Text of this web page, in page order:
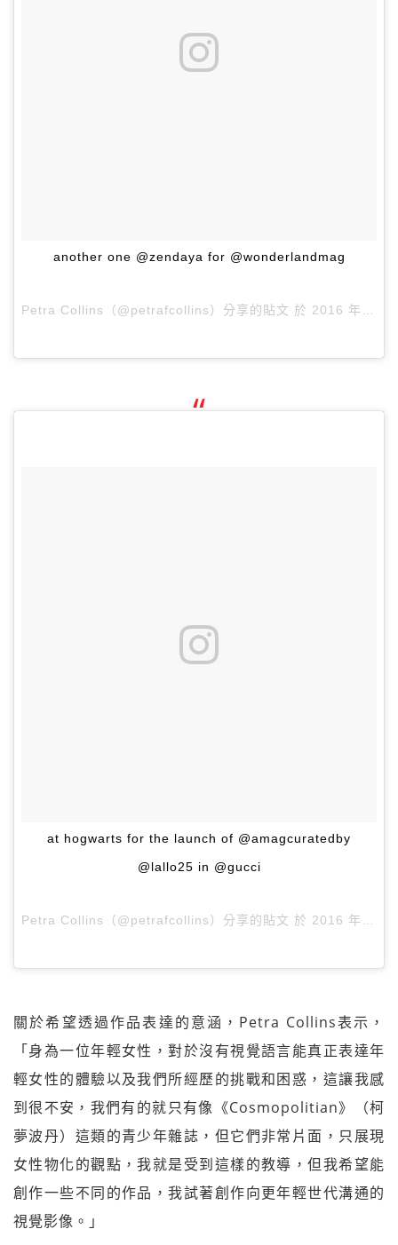
another one @zendaya for @wonderlandmag
Petra Collins（@petrafcollins）分享的貼文 於 2016 年 5月 月 30 11:18上午 PDT
at hogwarts for the launch of @amagcuratedby
@lallo25 in @gucci
Petra Collins（@petrafcollins）分享的貼文 於 2016 年 11月 月 18 11:01上午 PST
關於希望透過作品表達的意涵，Petra Collins表示，
「身為一位年輕女性，對於沒有視覺語言能真正表達年
輕女性的體驗以及我們所經歷的挑戰和困惑，這讓我感
到很不安，我們有的就只有像《Cosmopolitian》（柯
夢波丹）這類的青少年雜誌，但它們非常片面，只展現
女性物化的觀點，我就是受到這樣的教導，但我希望能
創作一些不同的作品，我試著創作向更年輕世代溝通的
視覺影像。」